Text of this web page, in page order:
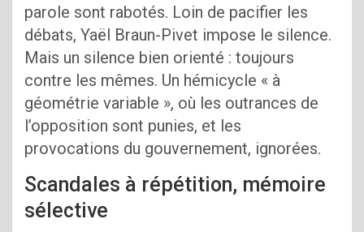
parole sont rabotés. Loin de pacifier les
débats, Yaël Braun-Pivet impose le silence.
Mais un silence bien orienté : toujours
contre les mêmes. Un hémicycle « à
géométrie variable », où les outrances de
l’opposition sont punies, et les
provocations du gouvernement, ignorées.
Scandales à répétition, mémoire
sélective